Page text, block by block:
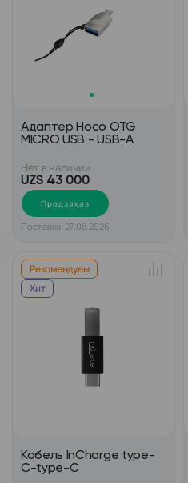
Адаптер Hoco OTG
MICRO USB - USB-A
Нет в наличии
UZS 43 000
Предзаказ
Поставка: 27.08.2026
Рекомендуем
Хит
Кабель InCharge type-
C-type-C